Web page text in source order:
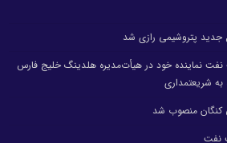
پتروشیمی رازی شد
نماینده خود در هیأت‌مدیره هلدینگ خلیج فارس
به شریعتمداری
کنگان منصوب شد